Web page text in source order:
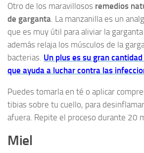
Otro de los maravillosos remedios
de garganta . La manzanilla es un
que es muy útil para aliviar la
además relaja los músculos de la
bacterias. Un plus es su gran
que ayuda a luchar contra las
Puedes tomarla en té o aplicar
tibias sobre tu cuello, para
afuera. Repite el proceso durante 20
Miel